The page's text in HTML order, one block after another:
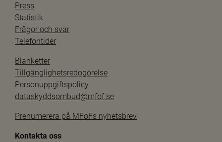
Press
Statistik
Frågor och svar
Telefontider
Blanketter
Tillgänglighetsredogörelse
Personuppgiftspolicy
dataskyddsombud@mfof.se
Prenumerera på MFoFs nyhetsbrev
Kontakta oss